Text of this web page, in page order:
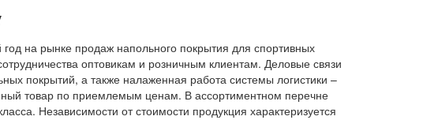
на рынке продаж напольного покрытия для спортивных
оптовикам и розничным клиентам. Деловые связи
покрытий, а также налаженная работа системы логистики –
товар по приемлемым ценам. В ассортиментном перечне
Независимости от стоимости продукция характеризуется